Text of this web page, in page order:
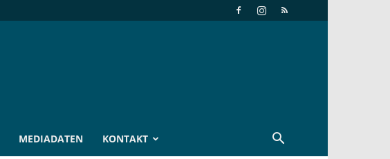
MEDIADATEN KONTAKT